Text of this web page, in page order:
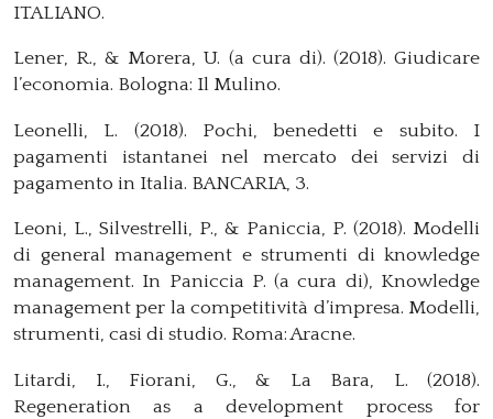
ITALIANO.
Lener, R., & Morera, U. (a cura di). (2018). Giudicare
l’economia. Bologna: Il Mulino.
Leonelli, L. (2018). Pochi, benedetti e subito. I
pagamenti istantanei nel mercato dei servizi di
pagamento in Italia. BANCARIA, 3.
Leoni, L., Silvestrelli, P., & Paniccia, P. (2018). Modelli
di general management e strumenti di knowledge
management. In Paniccia P. (a cura di), Knowledge
management per la competitività d’impresa. Modelli,
strumenti, casi di studio. Roma: Aracne.
Litardi, I., Fiorani, G., & La Bara, L. (2018).
Regeneration as a development process for